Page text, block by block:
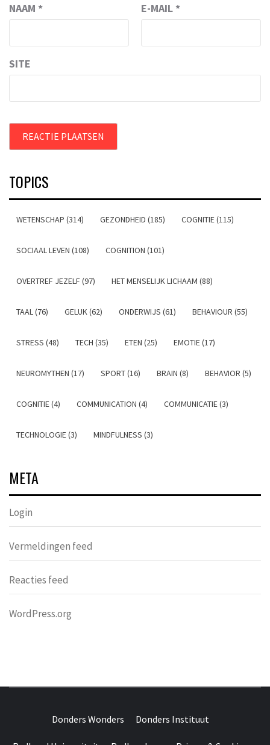
NAAM * E-MAIL *
SITE
TOPICS
WETENSCHAP (314) GEZONDHEID (185) COGNITIE (115)
SOCIAAL LEVEN (108) COGNITION (101)
OVERTREF JEZELF (97) HET MENSELIJK LICHAAM (88)
TAAL (76) GELUK (62) ONDERWIJS (61) BEHAVIOUR (55)
STRESS (48) TECH (35) ETEN (25) EMOTIE (17)
NEUROMYTHEN (17) SPORT (16) BRAIN (8) BEHAVIOR (5)
COGNITIE (4) COMMUNICATION (4) COMMUNICATIE (3)
TECHNOLOGIE (3) MINDFULNESS (3)
META
Login
Vermeldingen feed
Reacties feed
WordPress.org
WONDERS
Donders Wonders Donders Instituut